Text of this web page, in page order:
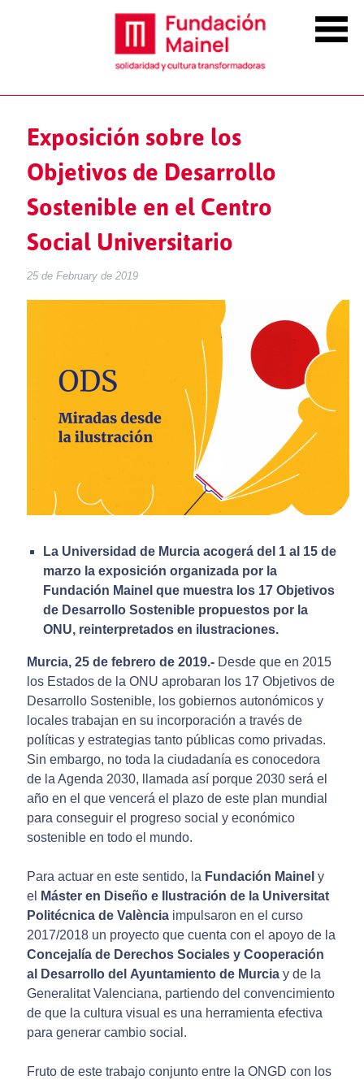
Exposición sobre los
Objetivos de Desarrollo
Sostenible en el Centro
Social Universitario
25 de February de 2019
La Universidad de Murcia acogerá del 1 al 15 de
marzo la exposición organizada por la
Fundación Mainel que muestra los 17 Objetivos
de Desarrollo Sostenible propuestos por la
ONU, reinterpretados en ilustraciones.
Murcia, 25 de febrero de 2019.- Desde que en 2015
los Estados de la ONU aprobaran los 17 Objetivos de
Desarrollo Sostenible, los gobiernos autonómicos y
locales trabajan en su incorporación a través de
políticas y estrategias tanto públicas como privadas.
Sin embargo, no toda la ciudadanía es conocedora
de la Agenda 2030, llamada así porque 2030 será el
año en el que vencerá el plazo de este plan mundial
para conseguir el progreso social y económico
sostenible en todo el mundo.
Para actuar en este sentido, la Fundación Mainel y
el
Máster en Diseño e Ilustración de la Universitat
Politécnica de Valènciaimpulsaron en el curso
2017/2018 un proyecto que cuenta con el apoyo de la
Concejalía de Derechos Sociales y Cooperación
al Desarrollo del Ayuntamiento de Murcia y de la
Generalitat Valenciana, partiendo del convencimiento
de que la cultura visual es una herramienta efectiva
para generar cambio social.
Fruto de este trabajo conjunto entre la ONGD con los